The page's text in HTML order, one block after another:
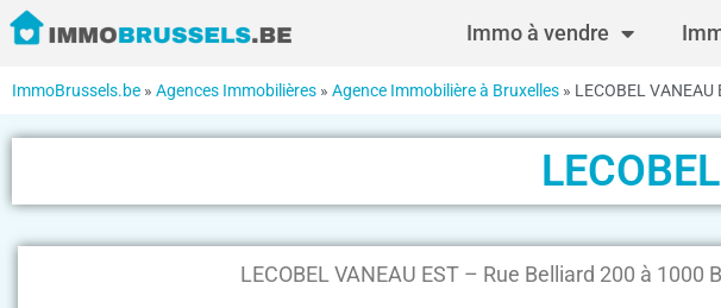
Immo à vendre
ImmoBrussels.be » Agences Immobilières » Agence Immobilière à Bruxelles » LECOBEL VANEAU
LECOBEL VANEAU EST – Rue Belliard 200 à 1000